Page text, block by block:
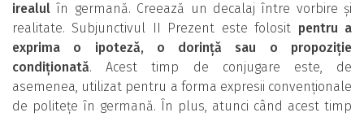
irealul în germană. Creează un decalaj între vorbire și
realitate. Subjunctivul II Prezent este folosit pentru a
exprima o ipoteză, o dorință sau o propoziție
condiționată. Acest timp de conjugare este, de
asemenea, utilizat pentru a forma expresii convenționale
de politețe în germană. În plus, atunci când acest timp